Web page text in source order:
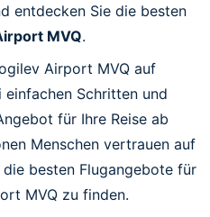
entdecken Sie die besten
MVQ.
Airport MVQ auf
einfachen Schritten und
für Ihre Reise ab
Menschen vertrauen auf
besten Flugangebote für
MVQ zu finden.